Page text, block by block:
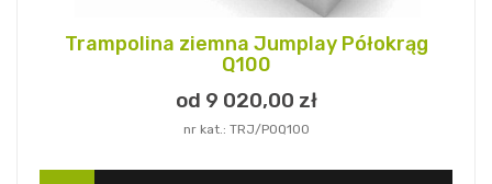
Trampolina ziemna Jumplay Półokrąg
Q100
od 9 020,00 zł
nr kat.: TRJ/POQ100